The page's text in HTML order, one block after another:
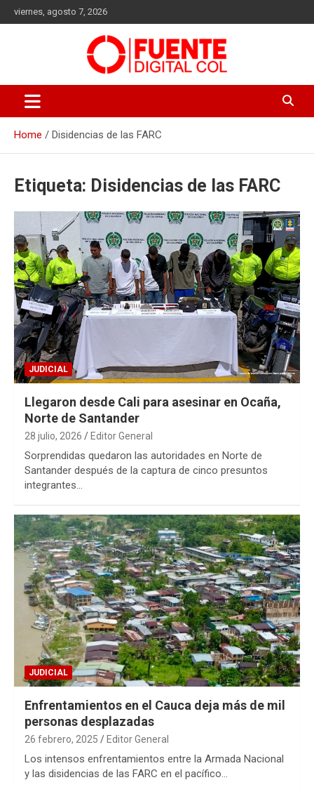
to
viernes, agosto 7, 2026
Fuente Digital Col
Home Disidencias de las FARC
Etiqueta: Disidencias de las FARC
JUDICIAL
Llegaron desde Cali para asesinar en Ocaña,
Norte de Santander
28 julio, 2026 Editor General
Sorprendidas quedaron las autoridades en Norte de
Santander después de la captura de cinco presuntos
integrantes…
JUDICIAL
Enfrentamientos en el Cauca deja más de mil
personas desplazadas
26 febrero, 2025 Editor General
Los intensos enfrentamientos entre la Armada Nacional
y las disidencias de las FARC en el pacífico…